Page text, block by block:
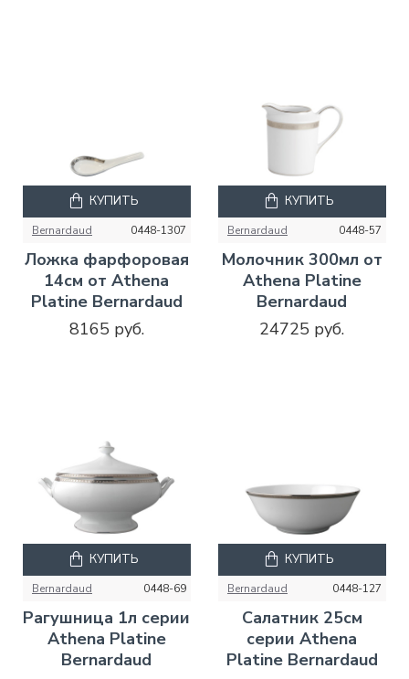
Bernardaud 0448-1307
Ложка фарфоровая
14см от Athena
Platine Bernardaud
8165 руб.
КУПИТЬ
Bernardaud 0448-57
Молочник 300мл от
Athena Platine
Bernardaud
24725 руб.
КУПИТЬ
Bernardaud 0448-69
Рагушница 1л серии
Athena Platine
Bernardaud
КУПИТЬ
Bernardaud 0448-127
Салатник 25см
серии Athena
Platine Bernardaud
КУПИТЬ